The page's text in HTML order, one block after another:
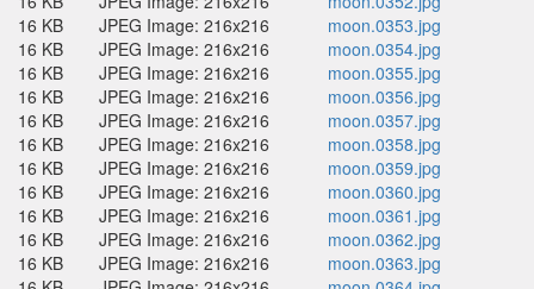
16 KB
JPEG Image: 216x216
moon.0353.jpg
16 KB
JPEG Image: 216x216
moon.0354.jpg
16 KB
JPEG Image: 216x216
moon.0355.jpg
16 KB
JPEG Image: 216x216
moon.0356.jpg
16 KB
JPEG Image: 216x216
moon.0357.jpg
16 KB
JPEG Image: 216x216
moon.0358.jpg
16 KB
JPEG Image: 216x216
moon.0359.jpg
16 KB
JPEG Image: 216x216
moon.0360.jpg
16 KB
JPEG Image: 216x216
moon.0361.jpg
16 KB
JPEG Image: 216x216
moon.0362.jpg
16 KB
JPEG Image: 216x216
moon.0363.jpg